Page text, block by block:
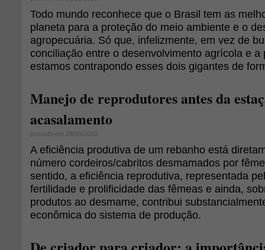
Todo mundo reconhece que o Brasil tem as
planeta para a proteção do meio ambiente e o
agropecuária. Só que, infelizmente, em vez de
conciliação entre o desenvolvimento agrícola e a
estamos contrapondo esses dois gigantes de
Manejo de reprodutores antes da
acasalamento
postado em 28/09/2010
A eficiência produtiva de um rebanho está
número cordeiros/cabritos desmamados por
sentido, a eficiência reprodutiva, representada
fertilidade e prolificidade das fêmeas e ainda,
produtos ao desmame, contribui
econômica do sistema de produção.